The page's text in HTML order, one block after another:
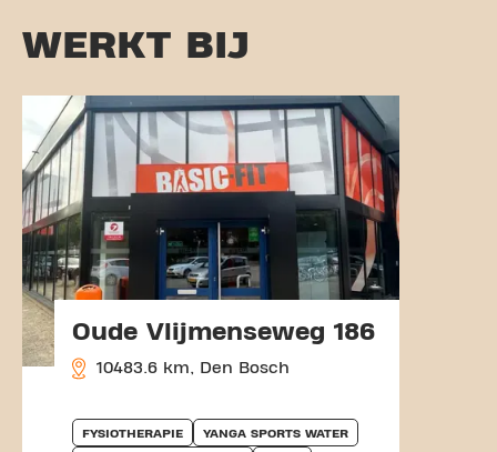
WERKT BIJ
Oude Vlijmenseweg 186
10483.6 km, Den Bosch
FYSIOTHERAPIE YANGA SPORTS WATER